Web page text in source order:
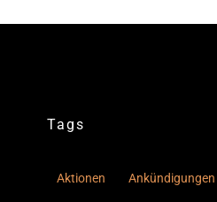
Tags
Aktionen Ankündigungen